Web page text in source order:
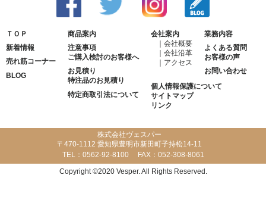
ＴＯＰ
新着情報
売れ筋コーナー
BLOG
商品案内
注意事項
ご購入検討のお客様へ
お見積り
特注品のお見積り
特定商取引法について
会社案内
会社概要
会社沿革
アクセス
業務内容
よくある質問
お客様の声
お問い合わせ
個人情報保護について
サイトマップ
リンク
株式会社ヴェスパー
〒470-1112 愛知県豊明市新田町子持松14-11
TEL： 0562-92-8100 FAX： 052-308-8061
Copyright ©2020 Vesper. All Rights Reserved.